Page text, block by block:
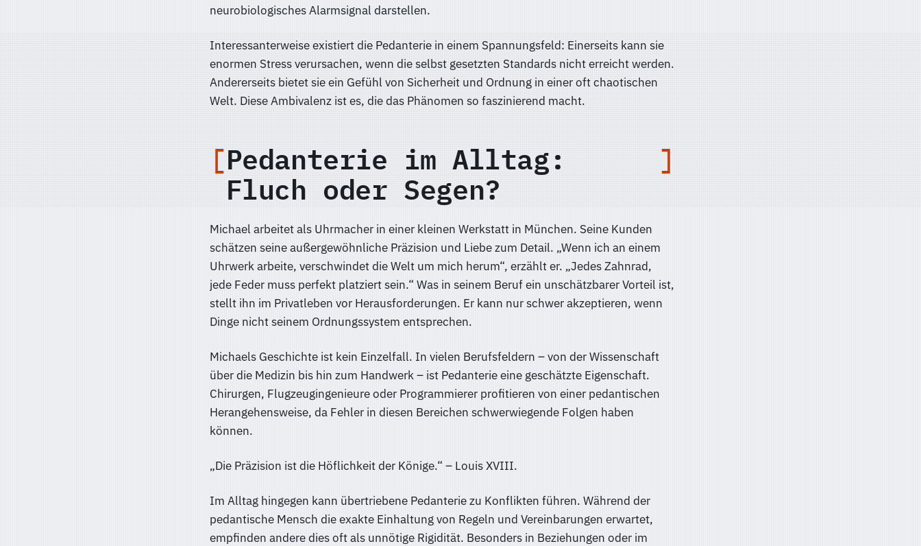
neurobiologisches Alarmsignal darstellen.
Interessanterweise existiert die Pedanterie in einem Spannungsfeld: Einerseits kann sie
enormen Stress verursachen, wenn die selbst gesetzten Standards nicht erreicht werden.
Andererseits bietet sie ein Gefühl von Sicherheit und Ordnung in einer oft chaotischen
Welt. Diese Ambivalenz ist es, die das Phänomen so faszinierend macht.
Pedanterie im Alltag:
Fluch oder Segen?
Michael arbeitet als Uhrmacher in einer kleinen Werkstatt in München. Seine Kunden
schätzen seine außergewöhnliche Präzision und Liebe zum Detail. „Wenn ich an einem
Uhrwerk arbeite, verschwindet die Welt um mich herum“, erzählt er. „Jedes Zahnrad,
jede Feder muss perfekt platziert sein.“ Was in seinem Beruf ein unschätzbarer Vorteil ist,
stellt ihn im Privatleben vor Herausforderungen. Er kann nur schwer akzeptieren, wenn
Dinge nicht seinem Ordnungssystem entsprechen.
Michaels Geschichte ist kein Einzelfall. In vielen Berufsfeldern – von der Wissenschaft
über die Medizin bis hin zum Handwerk – ist Pedanterie eine geschätzte Eigenschaft.
Chirurgen, Flugzeugingenieure oder Programmierer profitieren von einer pedantischen
Herangehensweise, da Fehler in diesen Bereichen schwerwiegende Folgen haben
können.
„Die Präzision ist die Höflichkeit der Könige.“ – Louis XVIII.
Im Alltag hingegen kann übertriebene Pedanterie zu Konflikten führen. Während der
pedantische Mensch die exakte Einhaltung von Regeln und Vereinbarungen erwartet,
empfinden andere dies oft als unnötige Rigidität. Besonders in Beziehungen oder im